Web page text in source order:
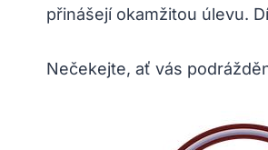
přinášejí okamžitou úlevu.
Nečekejte, ať vás